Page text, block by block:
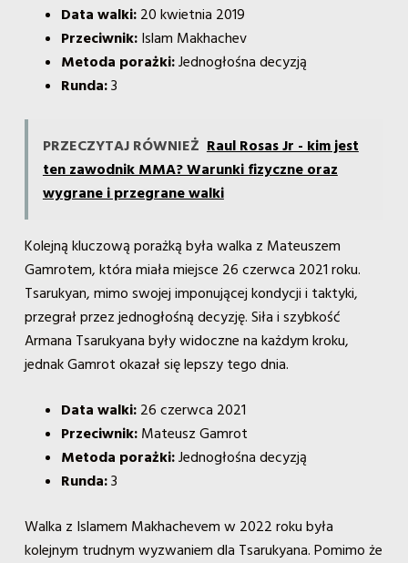
Data walki:20 kwietnia 2019
Przeciwnik:Islam Makhachev
Metoda porażki:Jednogłośna decyzją
Runda:3
PRZECZYTAJ RÓWNIEŻ Raul Rosas Jr - kim jest
ten zawodnik MMA? Warunki fizyczne oraz
wygrane i przegrane walki
Kolejną kluczową porażką była walka z Mateuszem
Gamrotem, która miała miejsce 26 czerwca 2021 roku.
Tsarukyan, mimo swojej imponującej kondycji i taktyki,
przegrał przez jednogłośną decyzję. Siła i szybkość
Armana Tsarukyana były widoczne na każdym kroku,
jednak Gamrot okazał się lepszy tego dnia.
Data walki:26 czerwca 2021
Przeciwnik:Mateusz Gamrot
Metoda porażki:Jednogłośna decyzją
Runda:3
Walka z Islamem Makhachevem w 2022 roku była
kolejnym trudnym wyzwaniem dla Tsarukyana. Pomimo że